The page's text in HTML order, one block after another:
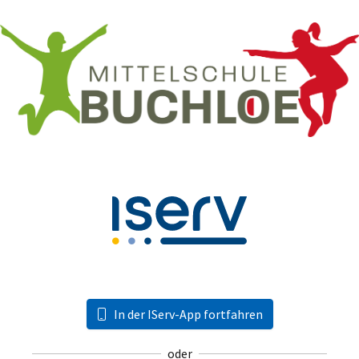
In der IServ-App fortfahren
oder